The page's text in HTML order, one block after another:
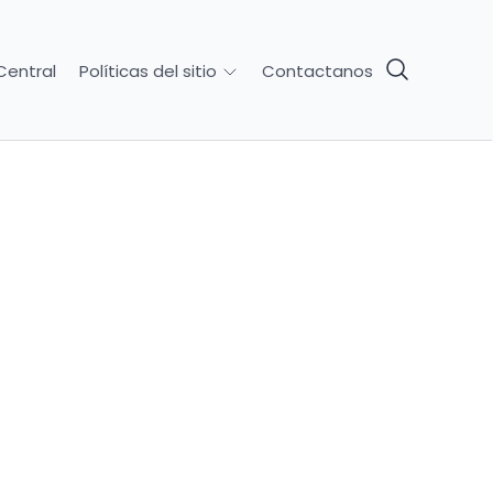
Políticas del sitio Contactanos